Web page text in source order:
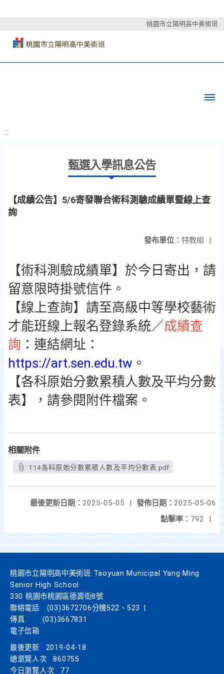
桃園市立陽明高中美術班
:::
甄選入學訊息公告
【成績公告】5/6寄發聯合術科測驗成績單暨線上查
詢
發布單位： 特教組 |
【術科測驗成績單】於今日寄出，請
留意限時掛號信件。
【線上查詢】請至高級中等學校藝術
才能班線上報名登錄系統／成績查
詢 ：連結網址：
https://art.sen.edu.tw 。
【各科原始分數累積人數及平均分數
表】，請參閱附件檔案。
相關附件
114各科原始分數累積人數及平均分數表.pdf
發佈日期： 2025-05-06
最後更新日期： 2025-05-05
|
點擊率： 792 |
桃園市立陽明高中美術班 Taoyuan Municipal Yang Ming
Senior High School
330 桃園市桃園區德壽街8號
聯絡電話
(03)3672706分機522、523
傳真
(03)3667831
電子信箱
最後更新
2019-04-18
總瀏覽人次
860755
今日瀏覽人次
77